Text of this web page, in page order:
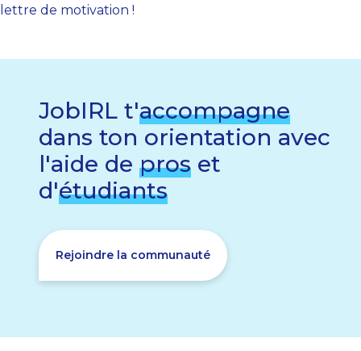
lettre de motivation !
JobIRL t'accompagne
dans ton orientation avec
l'aide de pros et
d'étudiants
Rejoindre la communauté